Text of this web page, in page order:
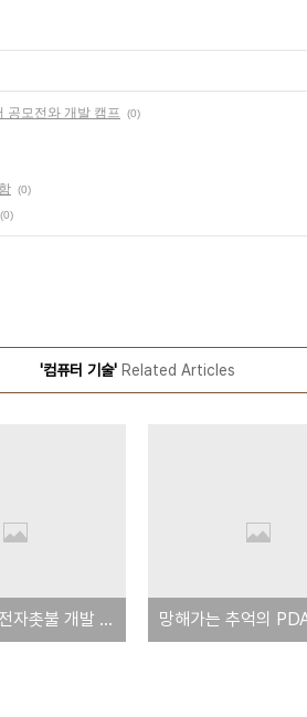
공모전와 개발 캠프 (0)
(0)
(0)
'컴퓨터 기술'Related Articles
스마트폰용 전자촛불 개발 아이디어